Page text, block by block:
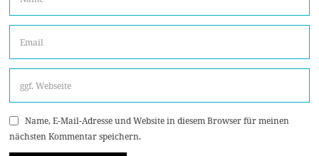
Name, E-Mail-Adresse und Website in diesem Browser für meinen
nächsten Kommentar speichern.